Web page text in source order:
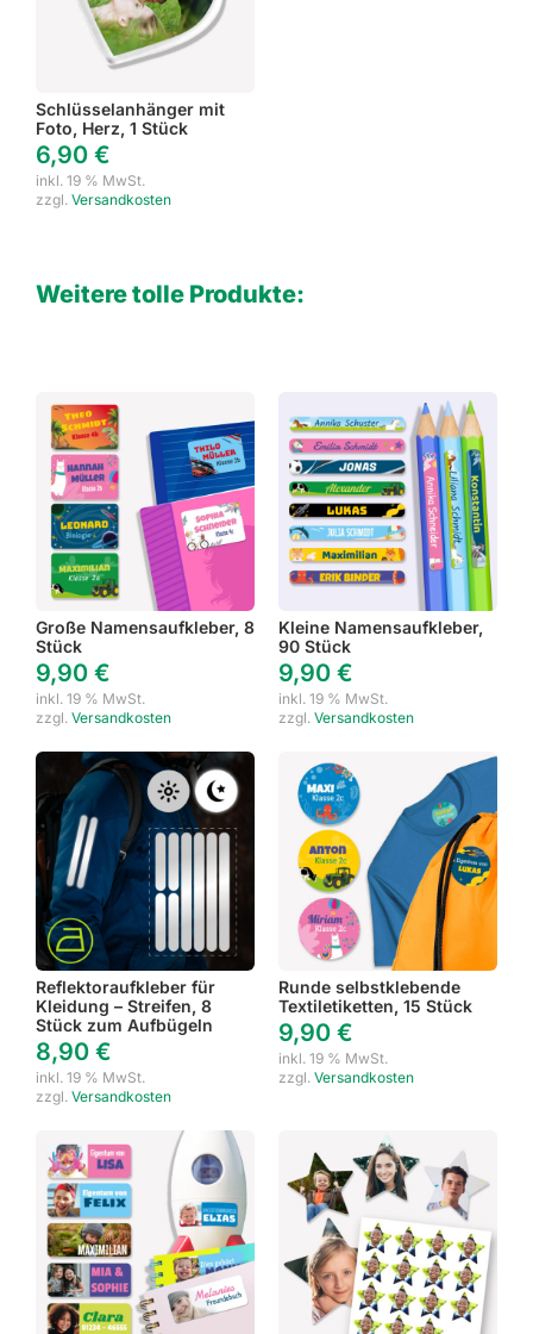
Schlüsselanhänger mit
Foto, Herz, 1 Stück
6,90 €
inkl. 19 % MwSt.
zzgl. Versandkosten
Weitere tolle Produkte:
Große Namensaufkleber, 8
Stück
9,90 €
inkl. 19 % MwSt.
zzgl. Versandkosten
Kleine Namensaufkleber,
90 Stück
9,90 €
inkl. 19 % MwSt.
zzgl. Versandkosten
Reflektoraufkleber für
Kleidung – Streifen, 8
Stück zum Aufbügeln
8,90 €
inkl. 19 % MwSt.
zzgl. Versandkosten
Runde selbstklebende
Textiletiketten, 15 Stück
9,90 €
inkl. 19 % MwSt.
zzgl. Versandkosten